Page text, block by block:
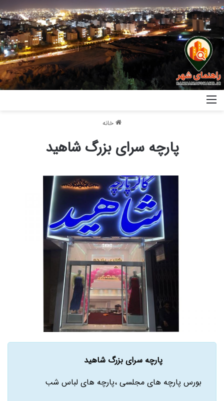
خانه
پارچه سرای بزرگ شاهید
پارچه سرای بزرگ شاهید
بورس پارچه های مجلسی ،پارچه های لباس شب